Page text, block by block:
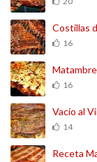
Costillas
16
Matambre
16
Vacío al
14
Receta